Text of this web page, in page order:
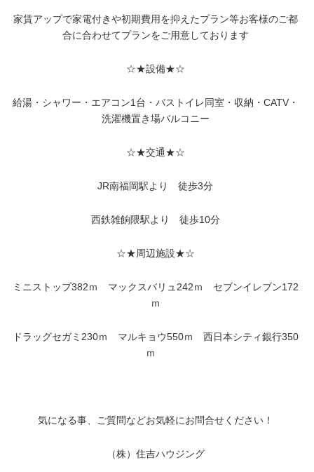
家賃アップで家電付きや初期費用を抑えたプラン等お客様のご都
合に合わせてプランをご用意しております
☆★設備★☆
給湯・シャワー・エアコン1台・バストイレ同室・収納・CATV・
洗濯機置き場バルコニー
☆★交通★☆
JR南福岡駅より 徒歩3分
西鉄雑餉隈駅より 徒歩10分
☆★周辺施設★☆
ミニストップ382ｍ マックスバリュ242ｍ セブンイレブン172
ｍ
ドラッグセガミ230ｍ マルキョウ550ｍ 西日本シティ銀行350
ｍ
気になる事、ご質問などお気軽にお問合せください！
（株）住吉ハウジング